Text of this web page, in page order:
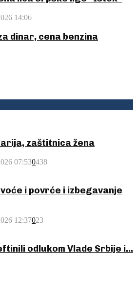
14:06
dinar, cena benzina
zaštitnica žena
07:530438
i povrće i izbegavanje
12:37023
odlukom Vlade Srbije i...